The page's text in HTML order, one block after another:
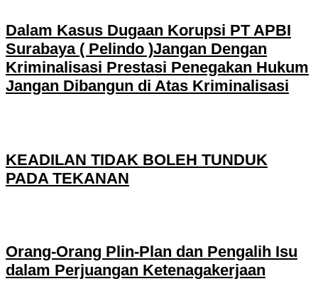
Dalam Kasus Dugaan Korupsi PT APBI
Surabaya ( Pelindo )Jangan Dengan
Kriminalisasi Prestasi Penegakan Hukum
Jangan Dibangun di Atas Kriminalisasi
KEADILAN TIDAK BOLEH TUNDUK
PADA TEKANAN
Orang-Orang Plin-Plan dan Pengalih Isu
dalam Perjuangan Ketenagakerjaan